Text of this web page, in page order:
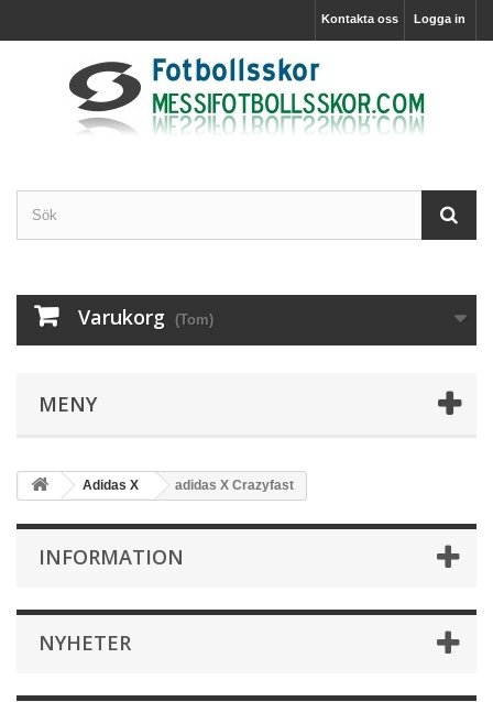
Logga in
Kontakta oss
Varukorg (Tom)
MENY
Adidas X adidas X Crazyfast
INFORMATION
NYHETER